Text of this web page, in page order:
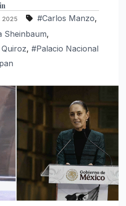
2025 #Carlos Manzo,
Sheinbaum,
, #Palacio Nacional